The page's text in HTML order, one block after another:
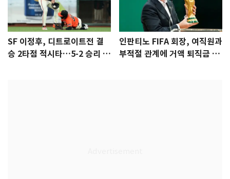
SF 이정후, 디트로이트전 결
승 2타점 적시타…5-2 승리 견
인판티노 FIFA 회장, 여직원과
부적절 관계에 거액 퇴직금 지